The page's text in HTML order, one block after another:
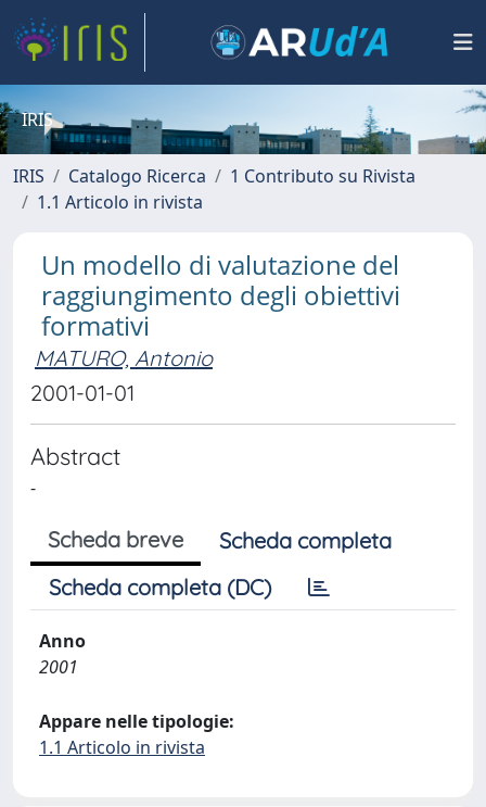
IRIS
IRIS Catalogo Ricerca
1 Contributo su Rivista
1.1 Articolo in rivista
Un modello di valutazione del
raggiungimento degli obiettivi
formativi
MATURO, Antonio
2001-01-01
Abstract
-
Scheda breve
Scheda completa
Scheda completa (DC)
Anno
2001
Appare nelle tipologie:
1.1 Articolo in rivista